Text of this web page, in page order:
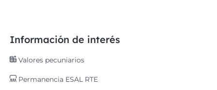
Información de interés
Valores pecuniarios
Permanencia ESAL RTE